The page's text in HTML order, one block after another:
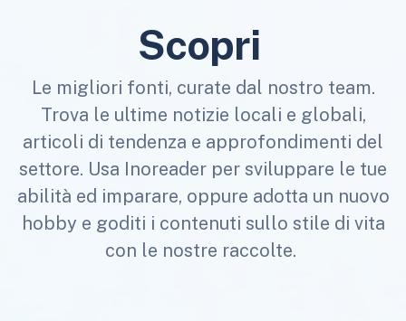
Scopri
Le migliori fonti, curate dal nostro team.
Trova le ultime notizie locali e globali,
articoli di tendenza e approfondimenti del
settore. Usa Inoreader per sviluppare le tue
abilità ed imparare, oppure adotta un nuovo
hobby e goditi i contenuti sullo stile di vita
con le nostre raccolte.